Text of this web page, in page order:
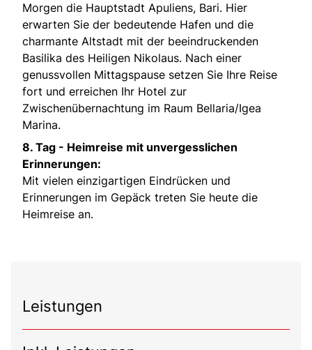
Morgen die Hauptstadt Apuliens, Bari. Hier
erwarten Sie der bedeutende Hafen und die
charmante Altstadt mit der beeindruckenden
Basilika des Heiligen Nikolaus. Nach einer
genussvollen Mittagspause setzen Sie Ihre Reise
fort und erreichen Ihr Hotel zur
Zwischenübernachtung im Raum Bellaria/Igea
Marina.
8. Tag - Heimreise mit unvergesslichen
Erinnerungen:
Mit vielen einzigartigen Eindrücken und
Erinnerungen im Gepäck treten Sie heute die
Heimreise an.
Leistungen